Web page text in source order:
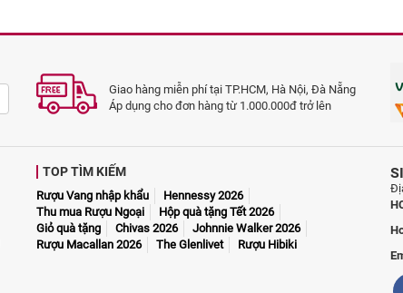
Giao hàng miễn phí tại TP.HCM, Hà Nội, Đà Nẵng
Áp dụng cho đơn hàng từ 1.000.000đ trở lên
TOP TÌM KIẾM
Rượu Vang nhập khẩu
Hennessy 2026
Thu mua Rượu Ngoại
Hộp quà tặng Tết 2026
Giỏ quà tặng
Chivas 2026
Johnnie Walker 2026
Rượu Macallan 2026
The Glenlivet Rượu Hibiki